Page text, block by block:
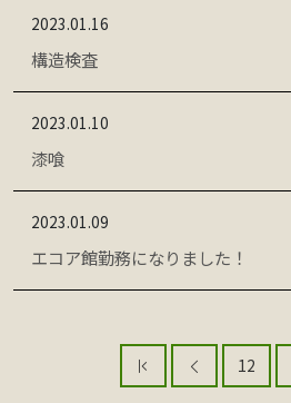
2023.01.16
構造検査
2023.01.10
漆喰
2023.01.09
エコア館勤務になりました！
12